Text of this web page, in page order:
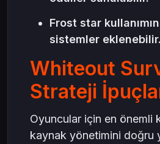
Frost star
sistemler eklenebilir.
Whiteout
Strateji
Oyuncular için en önemli
kaynak yönetimini doğru